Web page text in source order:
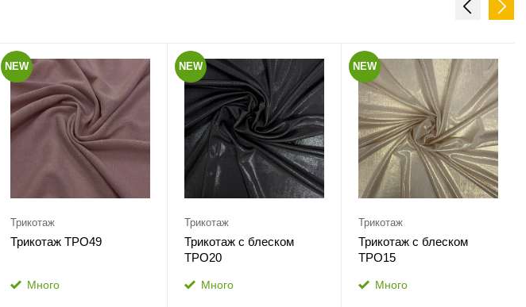
NEW
Трикотаж
Трикотаж ТРО49
Много
NEW
Трикотаж
Трикотаж с блеском
ТРО20
Много
NEW
Трикотаж
Трикотаж с блеском
ТРО15
Много